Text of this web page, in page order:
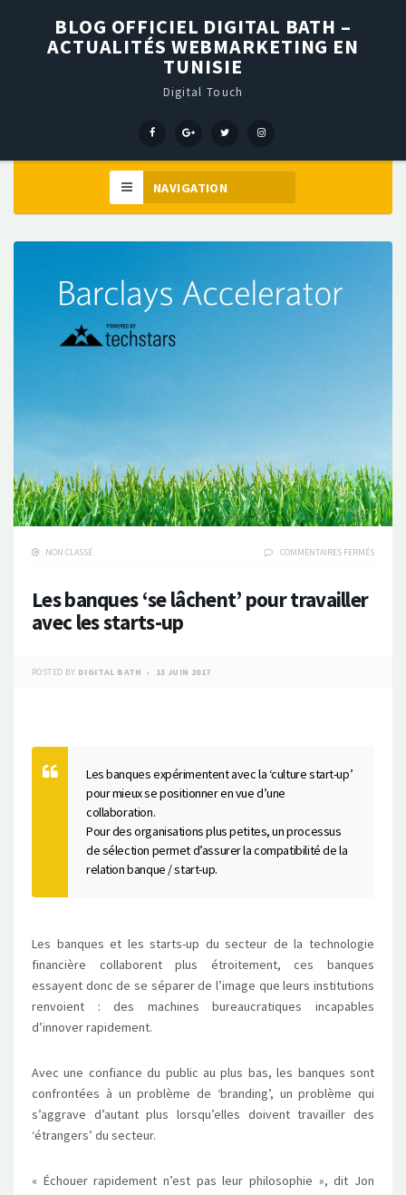
BLOG OFFICIEL DIGITAL BATH –
ACTUALITÉS WEBMARKETING EN
TUNISIE
Digital Touch
Menu
Menu
Menu
menu
NON CLASSÉ COMMENTAIRES FERMÉSSUR
Les banques ‘se lâchent’ pour travailler
avec les starts-up
POSTED BY DIGITAL BATH 13 JUIN 2017
Les banques expérimentent avec la ‘culture start-up’
pour mieux se positionner en vue d’une
collaboration.
Pour des organisations plus petites, un processus
de sélection permet d’assurer la compatibilité de la
relation banque / start-up.
Les banques et les starts-up du secteur de la technologie
financière collaborent plus étroitement, ces banques
essayent donc de se séparer de l’image que leurs institutions
renvoient : des machines bureaucratiques incapables
d’innover rapidement.
Avec une confiance du public au plus bas, les banques sont
confrontées à un problème de ‘branding’, un problème qui
s’aggrave d’autant plus lorsqu’elles doivent travailler des
‘étrangers’ du secteur.
« Échouer rapidement n’est pas leur philosophie », dit Jon